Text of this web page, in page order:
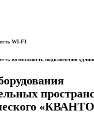
WI-FI
возможность подключения